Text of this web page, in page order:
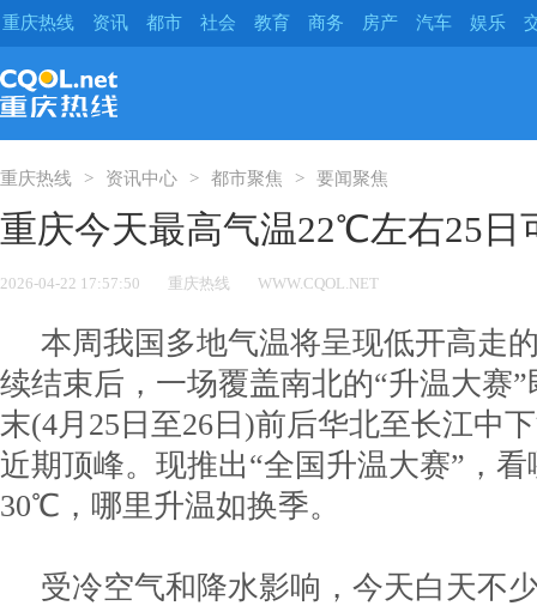
重庆热线 资讯 都市 社会 教育 商务 房产 汽车 娱乐
重庆热线 资讯中心 都市聚焦 要闻聚焦
重庆今天最高气温22℃左右25
2026-04-22 17:57:50 重庆热线 WWW.CQOL.NET
本周我国多地气温将呈现低开高走
续结束后，一场覆盖南北的“升温大赛
末(4月25日至26日)前后华北至长江中
近期顶峰。现推出“全国升温大赛”，
30℃，哪里升温如换季。
受冷空气和降水影响，今天白天不